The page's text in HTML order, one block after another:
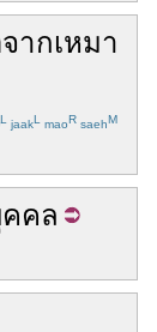
ากเหมา
L jaakL maoR saehM
คล